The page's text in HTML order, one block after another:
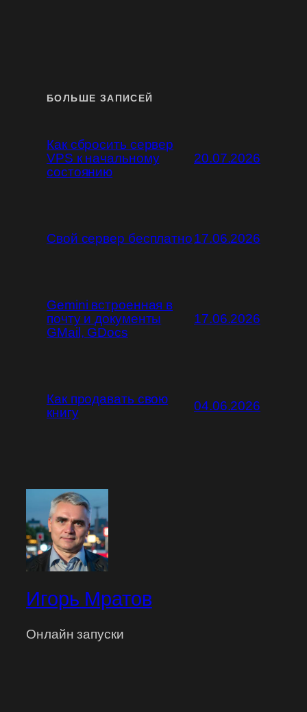
БОЛЬШЕ ЗАПИСЕЙ
Как сбросить сервер
VPS к начальному
состоянию
20.07.2026
Свой сервер бесплатно17.06.2026
Gemini встроенная в
почту и документы
GMail, GDocs
17.06.2026
Как продавать свою
книгу
04.06.2026
Игорь Мратов
Онлайн запуски